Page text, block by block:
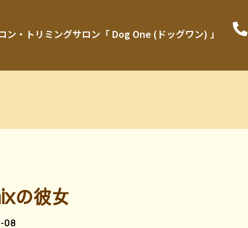
ン・トリミングサロン「 Dog One (ドッグワン) 」
の彼女
08